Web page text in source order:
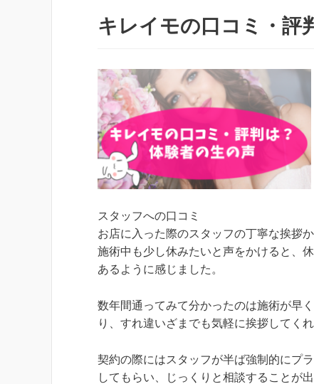
キレイモの口コミ・評
スタッフへの口コミ
お店に入った際のスタッフの丁寧な挨拶
施術中も少し休みたいと声をかけると、
あるように感じました。
数年間通ってみて分かったのは施術が早
り、すれ違いざまでも気軽に挨拶してくれ
契約の際にはスタッフが半ば強制的にプ
してもらい、じっくりと相談することが